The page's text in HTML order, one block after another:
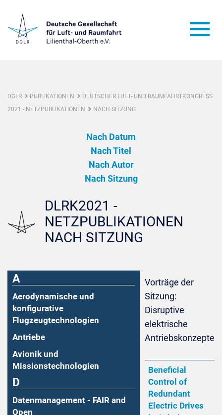
DGLR PUBLIKATIONEN
DEUTSCHER LUFT- UND RAUMFAHRTKONGRESS
2021 - NETZPUBLIKATIONEN
NACH SITZUNG
Nach Datum
Nach Titel
Nach Autor
Nach Sitzung
DLRK2021 -
NETZPUBLIKATIONEN
NACH SITZUNG
A
Aerodynamische und
konfigurative
Flugzeugtechnologien
Antriebe
Avionik und
Missionstechnologien
D
Datenmanagement - FAIR and
Open
Vorträge der
Sitzung:
Disruptive
elektrische
Antriebskonzepte
Beneficial
Control of
Redundant
Electric Drives